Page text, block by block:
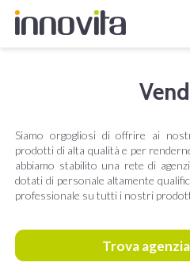
Siamo orgogliosi di offrire ai
prodotti di alta qualità e per
abbiamo stabilito una rete di
dotati di personale altamente
professionale su tutti i nostri
Trova